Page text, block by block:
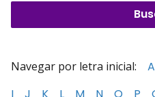
Navegar por letra inicial: A